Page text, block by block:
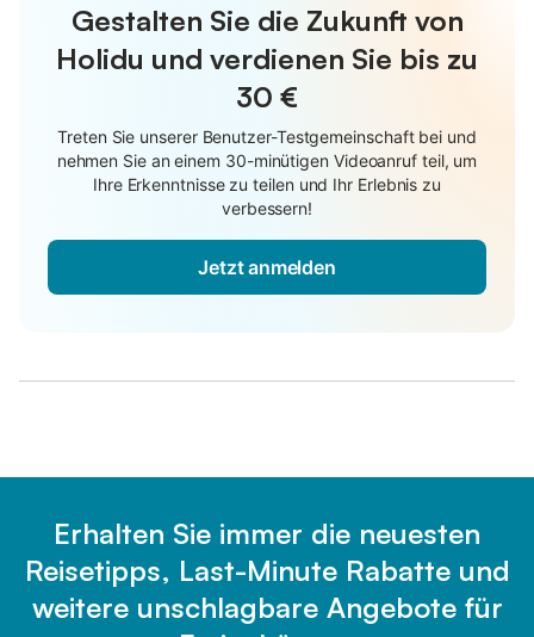
Gestalten Sie die Zukunft von
Holidu und verdienen Sie bis zu
30 €
Treten Sie unserer Benutzer-Testgemeinschaft bei und
nehmen Sie an einem 30-minütigen Videoanruf teil, um
Ihre Erkenntnisse zu teilen und Ihr Erlebnis zu
verbessern!
Jetzt anmelden
Erhalten Sie immer die neuesten
Reisetipps, Last-Minute Rabatte und
weitere unschlagbare Angebote für